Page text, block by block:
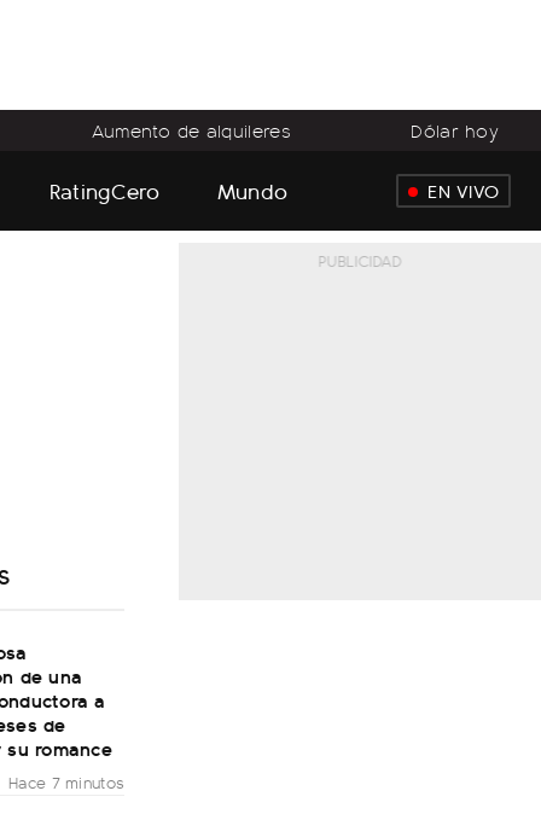
Aumento de alquileres Dólar hoy
RatingCero Mundo EN VIVO
de una
a
de
romance
Hace 7 minutos